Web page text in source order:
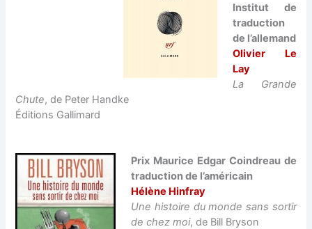
Institut de
traduction
de l’allemand
Olivier Le
Lay
La Grande
Chute, de Peter Handke
Éditions Gallimard
Prix Maurice Edgar Coindreau de
traduction de l’américain
Hélène Hinfray
Une histoire du monde sans sortir
de chez moi, de Bill Bryson